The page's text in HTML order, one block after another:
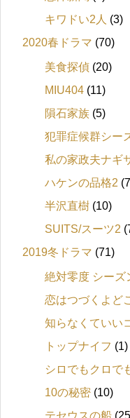
キワドい2人 (3)
2020春ドラマ (70)
美食探偵 (20)
MIU404 (11)
隕石家族 (5)
犯罪症候群シー
私の家政夫ナギ
ハケンの品格2
半沢直樹 (10)
SUITS/スーツ2
2019冬ドラマ (71)
絶対零度 シーズ
恋はつづくよど
知らなくていい
トップナイフ (1)
シロでもクロで
10の秘密 (10)